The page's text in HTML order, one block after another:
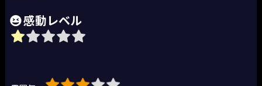
感動レベル